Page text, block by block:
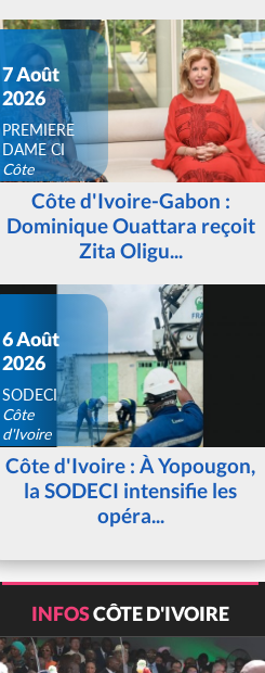
7 Août
2026
PREMIERE
DAME CI
Côte
d'IvoireCôte d'Ivoire-Gabon :
Dominique Ouattara reçoit
Zita Oligu...
6 Août
2026
SODECI
Côte
d'Ivoire
Côte d'Ivoire : À Yopougon,
la SODECI intensifie les
opéra...
INFOSCÔTE D'IVOIRE